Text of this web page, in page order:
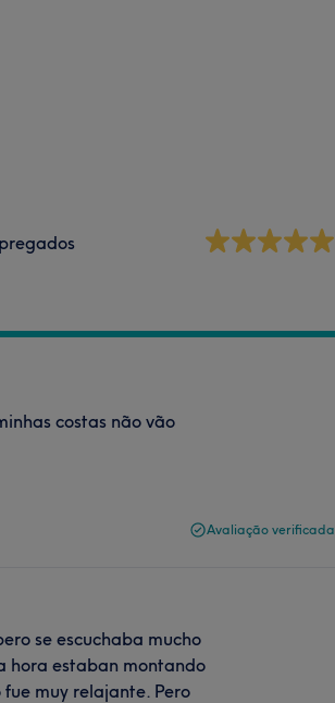
costas não vão
Avaliação verificada
se escuchaba mucho
hora estaban montando
muy relajante. Pero